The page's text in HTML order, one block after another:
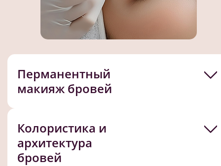
Перманентный
макияж бровей
Колористика и
архитектура
бровей